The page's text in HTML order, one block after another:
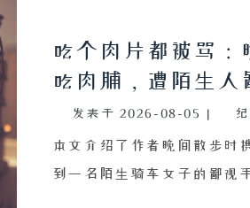
吃个肉片都被骂：
吃肉脯，遭陌生人
发表于 2026-08-05 |
本文介绍了作者晚间散步时
到一名陌生骑车女子的鄙视